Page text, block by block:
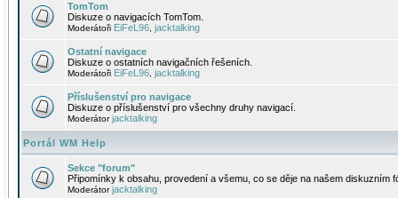
TomTom
Diskuze o navigacích TomTom.
Moderátoři EiFeL96 jacktalking
Ostatní navigace
Diskuze o ostatních navigačních řešeních.
Moderátoři EiFeL96 jacktalking
Příslušenství pro navigace
Diskuze o příslušenství pro všechny druhy navigací.
Moderátorjacktalking
Portál WM Help
Sekce "forum"
Připomínky k obsahu, provedení a všemu, co se děje na našem diskuzním
Moderátorjacktalking